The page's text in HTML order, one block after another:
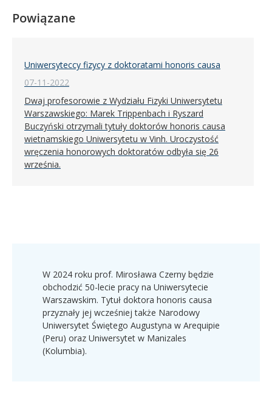
Powiązane
Uniwersyteccy fizycy z doktoratami honoris causa
07-11-2022
Dwaj profesorowie z Wydziału Fizyki Uniwersytetu
Warszawskiego: Marek Trippenbach i Ryszard
Buczyński otrzymali tytuły doktorów honoris causa
wietnamskiego Uniwersytetu w Vinh. Uroczystość
wręczenia honorowych doktoratów odbyła się 26
września.
W 2024 roku prof. Mirosława Czerny będzie
obchodzić 50-lecie pracy na Uniwersytecie
Warszawskim. Tytuł doktora honoris causa
przyznały jej wcześniej także Narodowy
Uniwersytet Świętego Augustyna w Arequipie
(Peru) oraz Uniwersytet w Manizales
(Kolumbia).